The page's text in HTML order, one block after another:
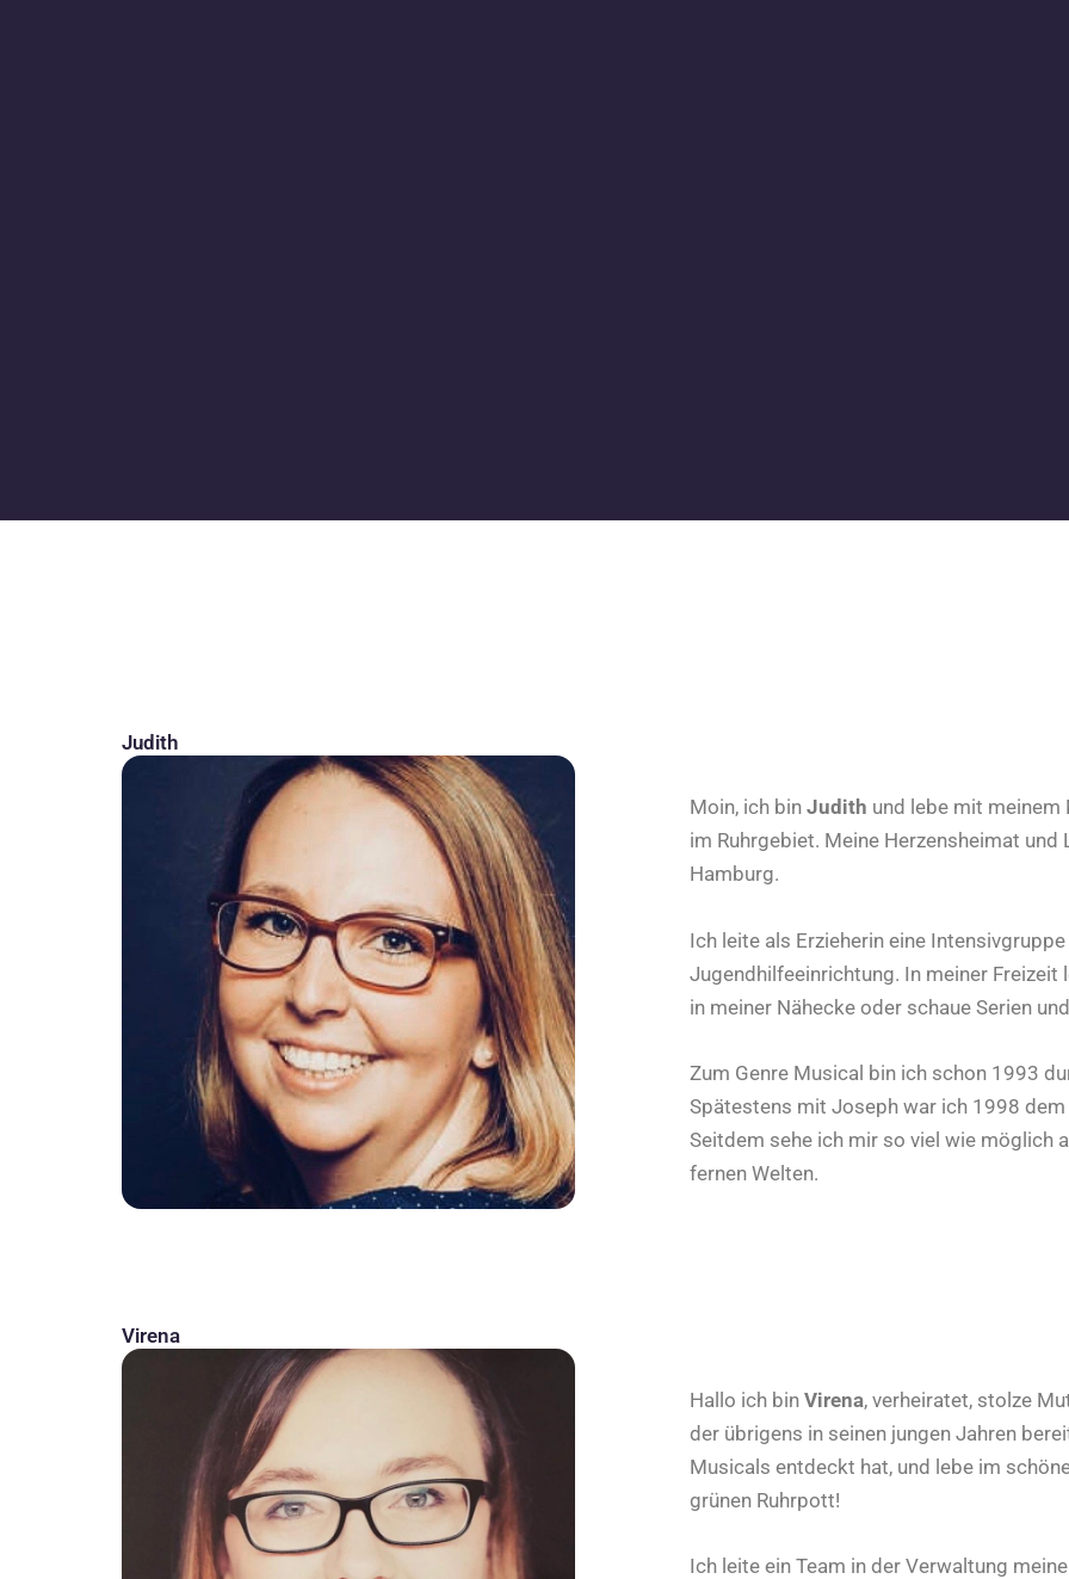
Judith
Moin, ich bin Judith und lebe mit meinem
im Ruhrgebiet. Meine Herzensheimat
Hamburg.
Ich leite als Erzieherin eine
Jugendhilfeeinrichtung. In meiner Freizeit
in meiner Nähecke oder schaue Serien
Zum Genre Musical bin ich schon 1993
Spätestens mit Joseph war ich 1998
Seitdem sehe ich mir so viel wie möglich
fernen Welten.
Virena
Hallo ich bin Virena, verheiratet, stolze
der übrigens in seinen jungen Jahren
Musicals entdeckt hat, und lebe im
grünen Ruhrpott!
Ich leite ein Team in der Verwaltung